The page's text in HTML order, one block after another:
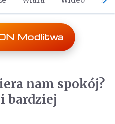
Modlitwa
nam spokój?
bardziej